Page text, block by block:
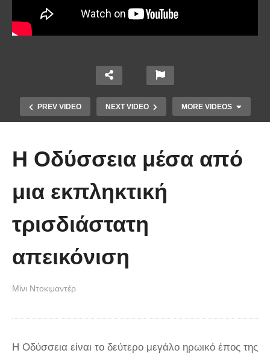
PREV VIDEO NEXT VIDEO MORE VIDEOS
Άκολη: Η ελληνική παραλία με τα
βάθος
Η Οδύσσεια μέσα από
μια εκπληκτική
τρισδιάστατη
απεικόνιση
Μίνι Ντοκιμαντέρ
H Οδύσσεια είναι το δεύτερο μεγάλο ηρωικό έπος της